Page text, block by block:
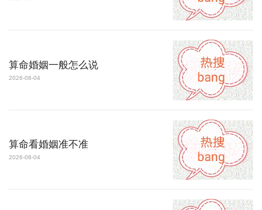
算命婚姻一般怎么说
2026-08-04
算命看婚姻准不准
2026-08-04